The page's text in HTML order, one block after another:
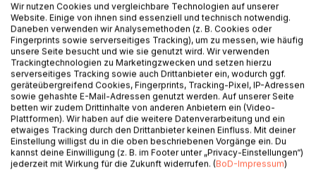
BESCHREIBUNG
Das Wesen eines Menschen wird von wenigen
grundlegenden Faktoren bestimmt und offenbart sich
ständig und überall, nicht nur in Sprache, Mimik und Gestik.
Wer solche Zeichen deuten kann, findet selbst zu Fremden
sofort einen guten Kontakt, denn er kann ihr Verhalten
vorausahnen.
Wir nutzen Cookies und vergleichbare Technologien auf unserer
Website. Einige von ihnen sind essenziell und technisch notwendig.
Daneben verwenden wir Analysemethoden (z. B. Cookies oder
Fingerprints sowie serverseitiges Tracking), um zu messen, wie häufig
unsere Seite besucht und wie sie genutzt wird. Wir verwenden
Trackingtechnologien zu Marketingzwecken und setzen hierzu
serverseitiges Tracking sowie auch Drittanbieter ein, wodurch ggf.
geräteübergreifend Cookies, Fingerprints, Tracking-Pixel, IP-Adressen
sowie gehashte E-Mail-Adressen genutzt werden. Auf unserer Seite
betten wir zudem Drittinhalte von anderen Anbietern ein (Video-
Plattformen). Wir haben auf die weitere Datenverarbeitung und ein
etwaiges Tracking durch den Drittanbieter keinen Einfluss. Mit deiner
Einstellung willigst du in die oben beschriebenen Vorgänge ein. Du
kannst deine Einwilligung (z. B. im Footer unter „Privacy-Einstellungen“)
jederzeit mit Wirkung für die Zukunft widerrufen. (BoD-Impressum)